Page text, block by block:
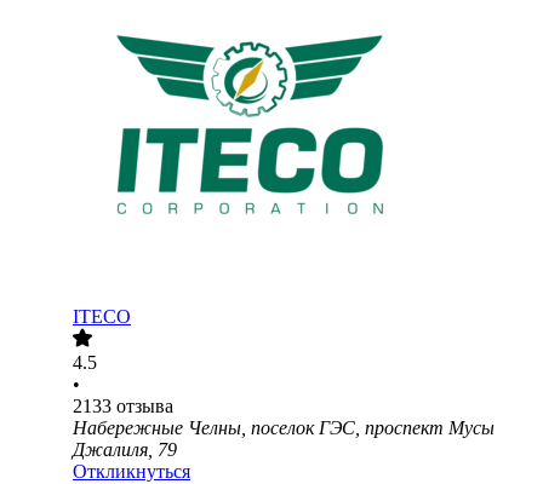
ITECO
4.5
•
2133 отзыва
Набережные Челны, поселок ГЭС, проспект Мусы
Джалиля, 79
Откликнуться